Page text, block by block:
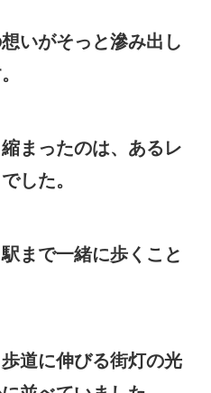
いがそっと滲み出し
まったのは、あるレ
した。
まで一緒に歩くこと
道に伸びる街灯の光